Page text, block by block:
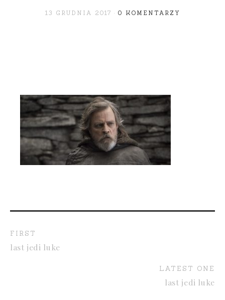
13 GRUDNIA 2017 0 KOMENTARZY
FIRST
last jedi luke
LATEST ONE
last jedi luke